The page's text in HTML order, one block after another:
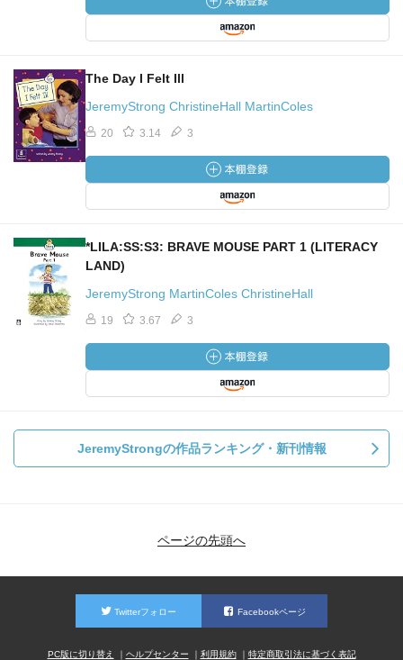
The Day I Felt Ill
JeremyStrong ChristineHall MartinColes
20 3.14 3
*LILA:SS:S3: BRAVE MOUSE PART 1 (LITERACY
LAND)
JeremyStrong MartinColes ChristineHall
19 3.67 3
JeremyStrongの作品ランキング・新刊情報
ページの先頭へ
Twitterフォロー Facebookページ
PC版に切り替え ヘルプセンター 利用規約 特定商取引法に基づく表記